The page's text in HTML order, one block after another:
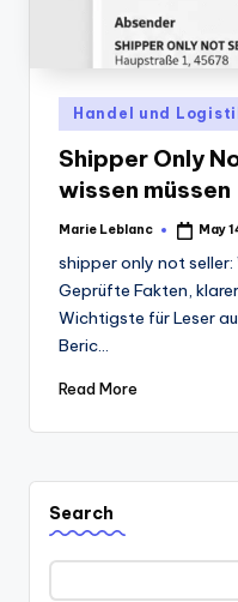
Posted
in
Handel und
Shipper Only
wissen müssen
Posted
Marie Leblanc May
shipper only not seller:
Geprüfte Fakten,
Wichtigste für Leser
Beric...
Read More
Search